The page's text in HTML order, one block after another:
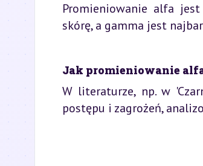
Promieniowanie alfa
skórę, a gamma jest
Jak promieniowanie
W literaturze, np. w
postępu i zagrożeń,